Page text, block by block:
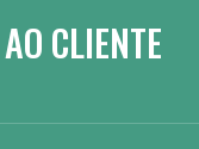
CLIENTE